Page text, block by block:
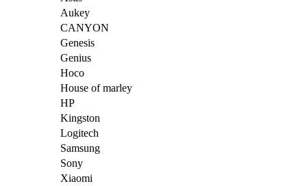
Aukey
CANYON
Genesis
Genius
Hoco
House of marley
HP
Kingston
Logitech
Samsung
Sony
Xiaomi